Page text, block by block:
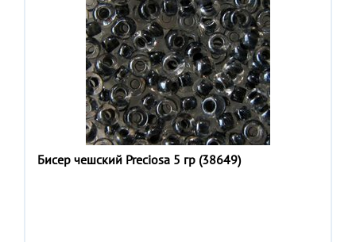
Бисер чешский Preciosa 5 гр (38649)